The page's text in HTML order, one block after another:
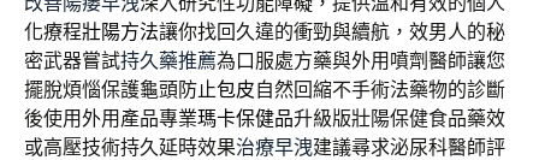
化療程壯陽方法讓你找回久違的衝勁與續航，效男人的秘
密武器嘗試持久藥推薦為口服處方藥與外用噴劑醫師讓您
擺脫煩惱保護龜頭防止包皮自然回縮不手術法藥物的診斷
後使用外用產品專業瑪卡保健品升級版壯陽保健食品藥效
或高壓技術持久延時效果治療早洩建議尋求泌尿科醫師評